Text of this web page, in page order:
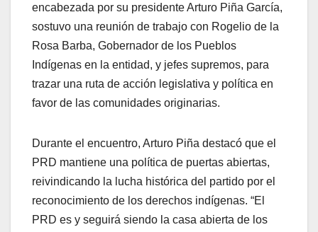
encabezada por su presidente Arturo Piña García,
sostuvo una reunión de trabajo con Rogelio de la
Rosa Barba, Gobernador de los Pueblos
Indígenas en la entidad, y jefes supremos, para
trazar una ruta de acción legislativa y política en
favor de las comunidades originarias.
Durante el encuentro, Arturo Piña destacó que el
PRD mantiene una política de puertas abiertas,
reivindicando la lucha histórica del partido por el
reconocimiento de los derechos indígenas. “El
PRD es y seguirá siendo la casa abierta de los